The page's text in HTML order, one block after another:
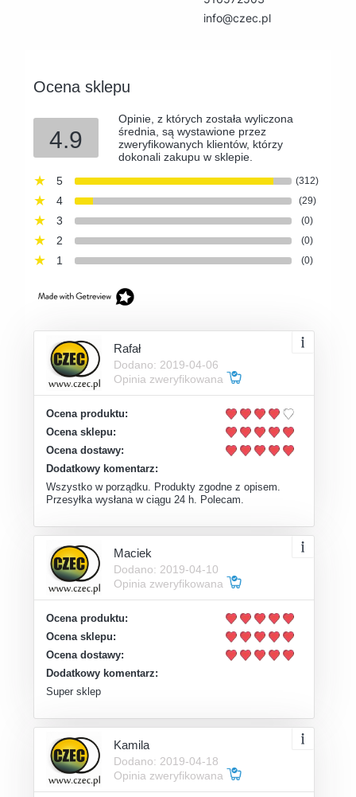
info@czec.pl
Ocena sklepu
4.9
Opinie, z których została wyliczona
średnia, są wystawione przez
zweryfikowanych klientów, którzy
dokonali zakupu w sklepie.
5
(312)
4 (29)
3 (0)
2 (0)
1 (0)
Rafał
Dodano: 2019-04-06
Opinia zweryfikowana
Ocena produktu:
Ocena sklepu:
Ocena dostawy:
Dodatkowy komentarz:
Wszystko w porządku. Produkty zgodne z opisem.
Przesyłka wysłana w ciągu 24 h. Polecam.
Maciek
Dodano: 2019-04-10
Opinia zweryfikowana
Ocena produktu:
Ocena sklepu:
Ocena dostawy:
Dodatkowy komentarz:
Super sklep
Kamila
Dodano: 2019-04-18
Opinia zweryfikowana